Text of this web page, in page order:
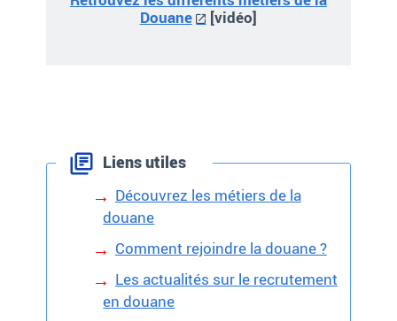
Douane
[vidéo]
Liens utiles
Découvrez les métiers de la
douane
Comment rejoindre la douane ?
Les actualités sur le recrutement
en douane